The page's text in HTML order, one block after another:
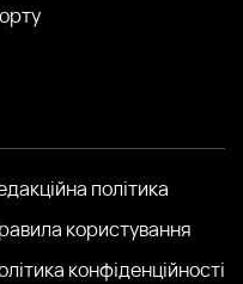
політика
користування
конфіденційності